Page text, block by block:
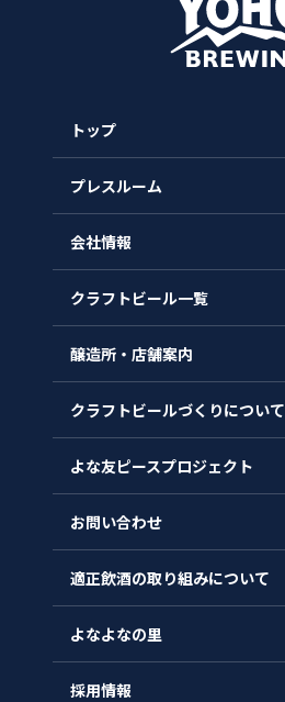
トップ
プレスルーム
会社情報
会社概要
沿革
クラフトビール一覧
醸造所・店舗案内
クラフトビールづくりについて
よな友ピースプロジェクト
お問い合わせ
適正飲酒の取り組みについて
よなよなの里
採用情報